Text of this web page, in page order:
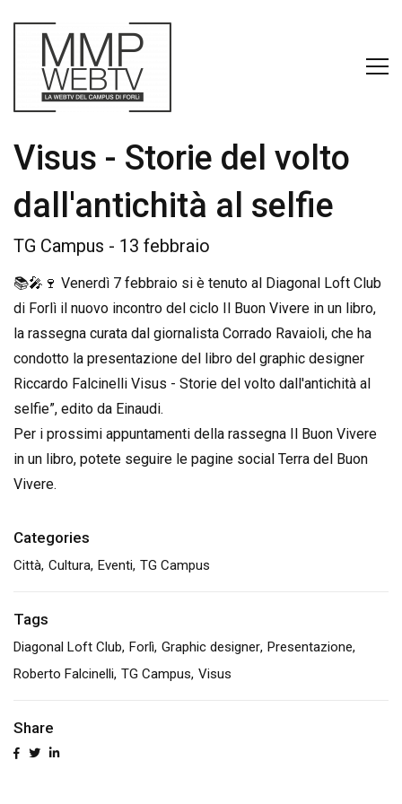
Visus - Storie del volto
dall'antichità al selfie
TG Campus - 13 febbraio
📚🎤🍷 Venerdì 7 febbraio si è tenuto al Diagonal Loft Club
di Forlì il nuovo incontro del ciclo Il Buon Vivere in un libro,
la rassegna curata dal giornalista Corrado Ravaioli, che ha
condotto la presentazione del libro del graphic designer
Riccardo Falcinelli Visus - Storie del volto dall'antichità al
selfie”, edito da Einaudi.
Per i prossimi appuntamenti della rassegna Il Buon Vivere
in un libro, potete seguire le pagine social Terra del Buon
Vivere.
Categories
Città Cultura Eventi TG Campus
Tags
Diagonal Loft Club Forlì Graphic designer Presentazione
Roberto Falcinelli TG Campus Visus
Share